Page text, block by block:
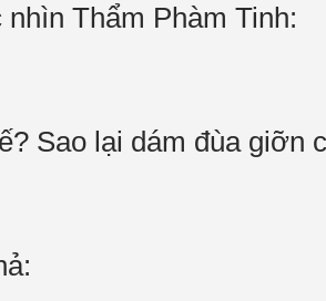
Thẩm Phàm Tinh:
Sao lại dám đùa giỡn